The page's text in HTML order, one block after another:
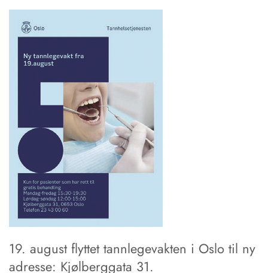
19. august flyttet tannlegevakten i Oslo til ny
adresse: Kjølberggata 31.